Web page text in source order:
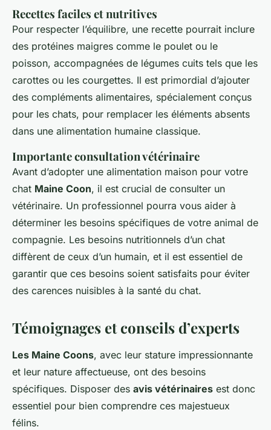
Recettes faciles et nutritives
Pour respecter l’équilibre, une recette pourrait inclure
des protéines maigres comme le poulet ou le
poisson, accompagnées de légumes cuits tels que les
carottes ou les courgettes. Il est primordial d’ajouter
des compléments alimentaires, spécialement conçus
pour les chats, pour remplacer les éléments absents
dans une alimentation humaine classique.
Importante consultation vétérinaire
Avant d’adopter une alimentation maison pour votre
chat Maine Coon, il est crucial de consulter un
vétérinaire. Un professionnel pourra vous aider à
déterminer les besoins spécifiques de votre animal de
compagnie. Les besoins nutritionnels d’un chat
diffèrent de ceux d’un humain, et il est essentiel de
garantir que ces besoins soient satisfaits pour éviter
des carences nuisibles à la santé du chat.
Témoignages et conseils d’experts
Les Maine Coons, avec leur stature impressionnante
et leur nature affectueuse, ont des besoins
spécifiques. Disposer des avis vétérinaires est donc
essentiel pour bien comprendre ces majestueux
félins.